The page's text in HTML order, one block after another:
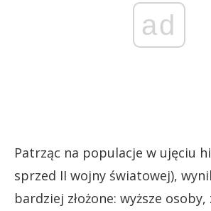
ad
Patrząc na populacje w ujęciu
sprzed II wojny światowej),
bardziej złożone: wyższe